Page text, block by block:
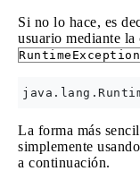
Si no lo hace, es
usuario mediante la
RuntimeException
La forma más
simplemente
a continuación.